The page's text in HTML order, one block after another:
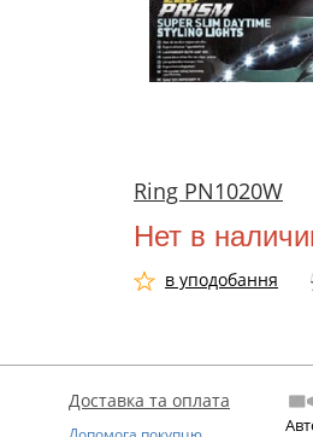
Ring PN1020W
Нет в
в уподобання
Доставка та оплата